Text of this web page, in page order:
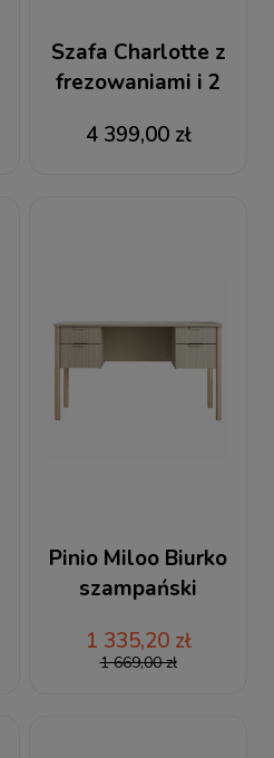
Szafa Charlotte z
frezowaniami i 2
szufladami
4 399,00 zł
Pinio Miloo Biurko
szampański
1 669,00 zł
1 335,20 zł